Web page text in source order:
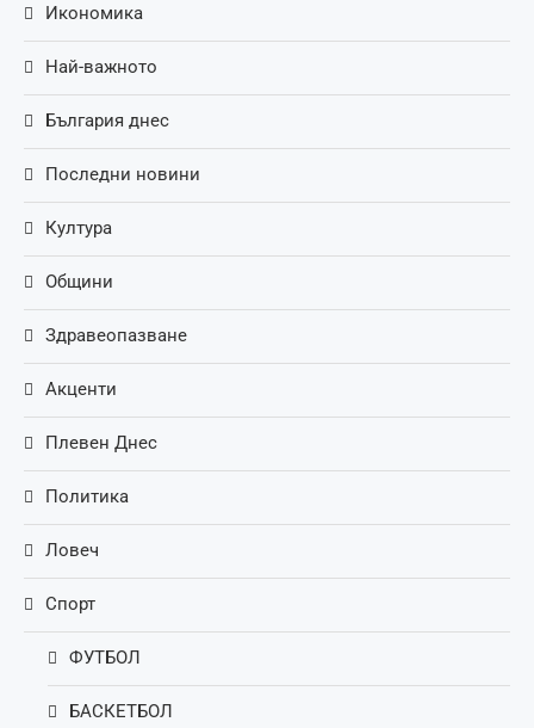
Икономика
Най-важното
България днес
Последни новини
Култура
Общини
Здравеопазване
Акценти
Плевен Днес
Политика
Ловеч
Спорт
ФУТБОЛ
БАСКЕТБОЛ